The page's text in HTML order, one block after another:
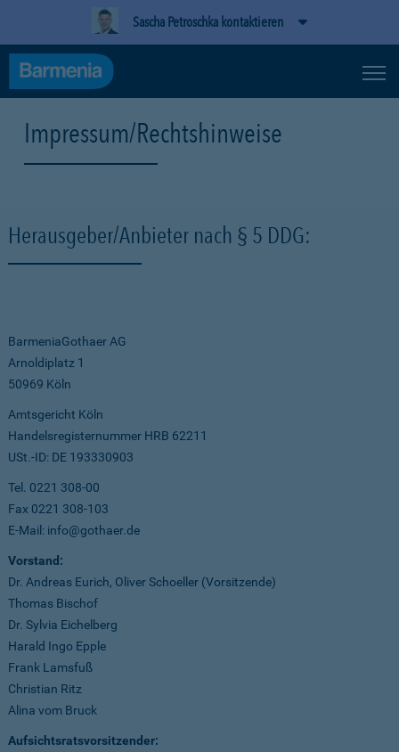
Sascha Petroschka kontaktieren
Impressum/Rechtshinweise
Herausgeber/Anbieter nach § 5 DDG:
BarmeniaGothaer AG
Arnoldiplatz 1
50969 Köln
Amtsgericht Köln
Handelsregisternummer HRB 62211
USt.-ID: DE 193330903
Tel. 0221 308-00
Fax 0221 308-103
E-Mail: info@gothaer.de
Vorstand:
Dr. Andreas Eurich, Oliver Schoeller (Vorsitzende)
Thomas Bischof
Dr. Sylvia Eichelberg
Harald Ingo Epple
Frank Lamsfuß
Christian Ritz
Alina vom Bruck
Aufsichtsratsvorsitzender: